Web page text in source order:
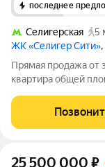
последнее
Селигерская
5
ЖК «Селигер Сити»
Прямая продажа от
квартира общей
Селигер Сити это уютное пространство, где предусмотрена
застройка разной
25 500 000 ₽